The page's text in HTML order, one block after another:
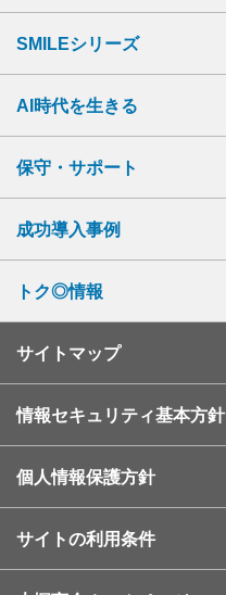
SMILEシリーズ
AI時代を生きる
保守・サポート
成功導入事例
トク◎情報
サイトマップ
情報セキュリティ基本方針
個人情報保護方針
サイトの利用条件